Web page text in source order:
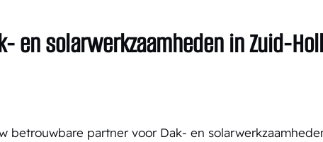
en solarwerkzaamheden in Zuid-
betrouwbare partner voor Dak- en